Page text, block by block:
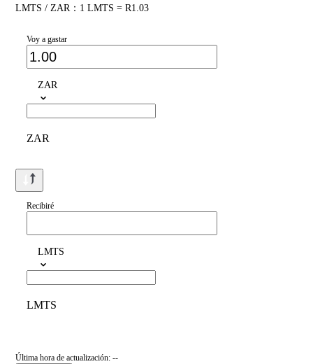
LMTS / ZAR：1 LMTS = R1.03
Voy a gastar
ZAR
ZAR
Recibiré
LMTS
LMTS
Última hora de actualización: --